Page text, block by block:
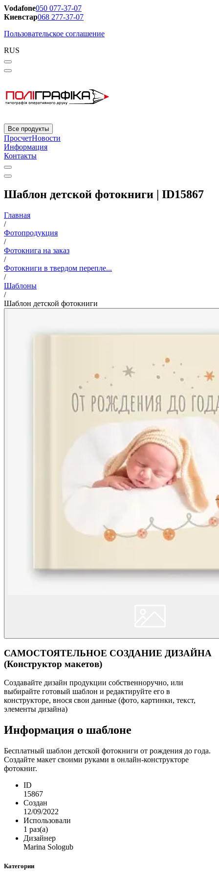
Vodafone050 077-37-07
Киевстар068 277-37-07
Пользовательское соглашение
RUS
Все продукты
ПросчетНовости
Информация
Контакты
Шаблон детской фотокниги | ID15867
Главная
/
Фотопродукция
/
Фотокнига на заказ
/
Фотокниги в твердом перепле...
/
Шаблоны
/
Шаблон детской фотокниги
САМОСТОЯТЕЛЬНОЕ СОЗДАНИЕ ДИЗАЙНА
(Конструктор макетов)
Создавайте дизайн продукции собственноручно, или
выбирайте готовый шаблон и редактируйте его в
конструкторе, внося свои данные (фото, картинки, текст,
элементы дизайна)
Информация о шаблоне
Бесплатный шаблон детской фотокниги от рождения до года.
Создайте макет своими руками в онлайн-конструкторе
фотокниг.
ID
15867
Создан
12/09/2022
Использовали
1 раз(а)
Дизайнер
Marina Sologub
Категории